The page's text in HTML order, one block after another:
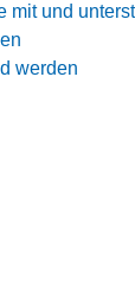
mit und
werden